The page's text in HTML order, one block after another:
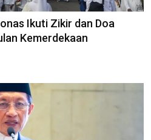
Ikuti Zikir dan Doa
Kemerdekaan